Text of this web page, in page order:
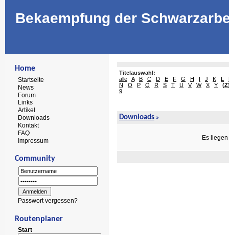
Bekaempfung der
Home
Startseite
News
Forum
Links
Artikel
Downloads
Kontakt
FAQ
Impressum
Community
Passwort vergessen?
Routenplaner
Start
Titelauswahl:
alle
A B C D E F G H I J K L
N
O P Q R S T U V W X Y (Z
9
Downloads »
Es